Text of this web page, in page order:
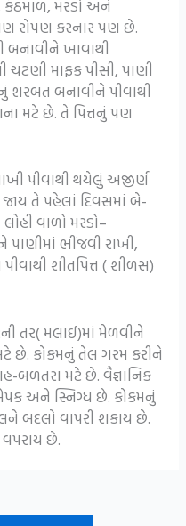
કંઠમાળ, મરડો અને
રોપણ કરનાર પણ છે.
ખાવાથી
ચટણી માફક પીસી, પાણી
શરબત બનાવીને પીવાથી
મટે છે. તે પિત્તનું પણ
પીવાથી થયેલું અજીર્ણ
તે પહેલાં દિવસમાં બે-
વાળો મરડો–
પાણીમાં ભીંજવી રાખી,
શીતપિત્ત ( શીળસ)
તર( મલાઈ)માં મેળવીને
છે. કોકમનું તેલ ગરમ કરીને
બળતરા મટે છે. વૈજ્ઞાનિક
અને સ્નિગ્ધ છે. કોકમનું
બદલો વાપરી શકાય છે.
છે.